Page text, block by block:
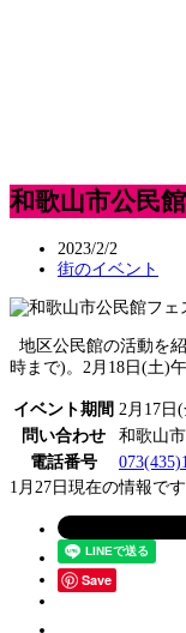
和歌山市公民
2023/2/2
街のイベント
地区公民館の活動を
時まで)。2月18日(土)
イベント期間 2月17日
問い合わせ
和歌山
電話番号
1月27日現在の情報です
Save